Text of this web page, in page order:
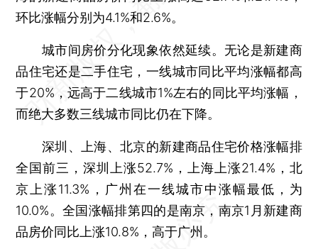
环比涨幅分别为4.1%和2.6%。
城市间房价分化现象依然延续。无论是新建商
品住宅还是二手住宅，一线城市同比平均涨幅都高
于20%，远高于二线城市1%左右的同比平均涨幅，
而绝大多数三线城市同比仍在下降。
深圳、上海、北京的新建商品住宅价格涨幅排
全国前三，深圳上涨52.7%，上海上涨21.4%，北
京上涨11.3%，广州在一线城市中涨幅最低，为
10.0%。全国涨幅排第四的是南京，南京1月新建商
品房价同比上涨10.8%，高于广州。